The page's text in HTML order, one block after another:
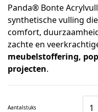
Panda® Bonte
synthetische vulling
comfort,
zachte en
meubelstoffering,
projecten.
Aantalstuks